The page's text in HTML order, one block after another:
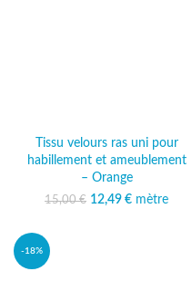
Tissu velours ras uni pour
habillement et ameublement
– Orange
15,00€ Le prix initial était :
12,49 €
Le prix
mètre
-18%